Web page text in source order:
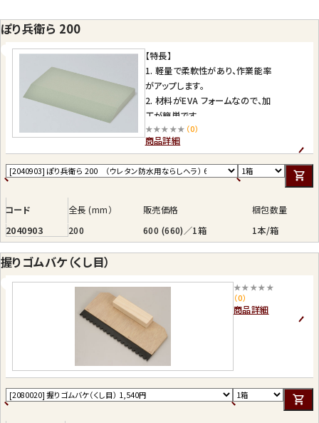
ぽり兵衛ら 200
【特長】
1. 軽量で柔軟性があり、作業能率
がアップします。
2. 材料がEVA フォームなので、加
工が簡単です。
3. 若草色で従来のグレーよりも防
水剤が見やすくなっています。
★★★★★ （0）
商品詳細
コード 全長 (mm） 販売価格
梱包数量
2040903
200 600 (660)／1箱 1本/箱
握りゴムバケ（くし目）
★★★★★
（0）
商品詳細